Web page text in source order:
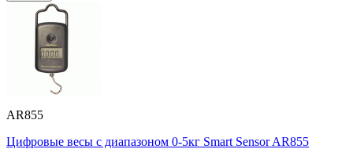
AR855
Цифровые весы с диапазоном 0-5кг Smart Sensor AR855